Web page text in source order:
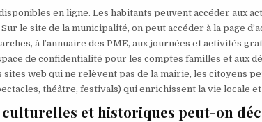
en ligne. Les habitants peuvent accéder aux
le site de la municipalité, on peut accéder à la page
à l’annuaire des PME, aux journées et activités
de confidentialité pour les comptes familles et aux
sites web qui ne relèvent pas de la mairie, les citoyens
théâtre, festivals) qui enrichissent la vie locale
culturelles et historiques peut-on